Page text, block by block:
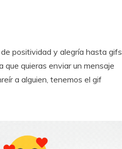
positividad y alegría hasta gifs
que quieras enviar un mensaje
a alguien, tenemos el gif